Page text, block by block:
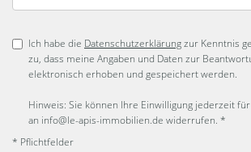
Ich habe die Datenschutzerklärungzur Kenntnis
zu, dass meine Angaben und Daten zur
elektronisch erhoben und gespeichert werden.
Hinweis: Sie können Ihre Einwilligung jederzeit
an info@le-apis-immobilien.de widerrufen. *
* Pflichtfelder